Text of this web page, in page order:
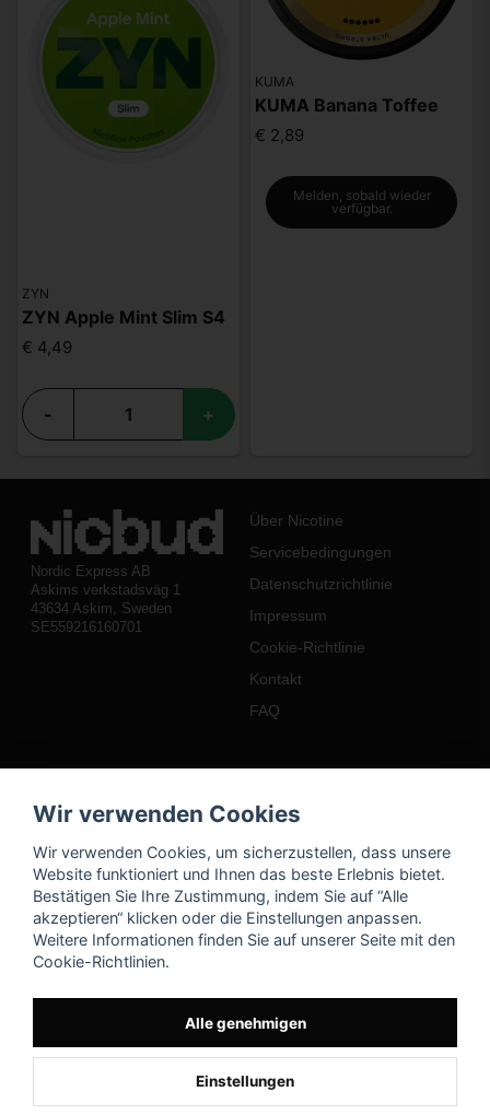
ZYN
ZYN Apple Mint Slim S4
€ 4,49
- +
KUMA
KUMA Banana Toffee
€ 2,89
Melden, sobald wieder
verfügbar.
Nordic Express AB
Askims verkstadsväg 1
43634 Askim, Sweden
SE559216160701
Über Nicotine
Servicebedingungen
Datenschutzrichtlinie
Impressum
Cookie-Richtlinie
Kontakt
FAQ
Mein Konto
Registrieren
Passwort vergessen?
Wir verwenden Cookies
Wir verwenden Cookies, um sicherzustellen, dass unsere
Website funktioniert und Ihnen das beste Erlebnis bietet.
Bestätigen Sie Ihre Zustimmung, indem Sie auf “Alle
akzeptieren“ klicken oder die Einstellungen anpassen.
Weitere Informationen finden Sie auf unserer Seite mit den
Cookie-Richtlinien.
Alle genehmigen
Einstellungen